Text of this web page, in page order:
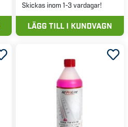
Skickas inom 1-3 vardagar!
LÄGG TILL I KUNDVAGN